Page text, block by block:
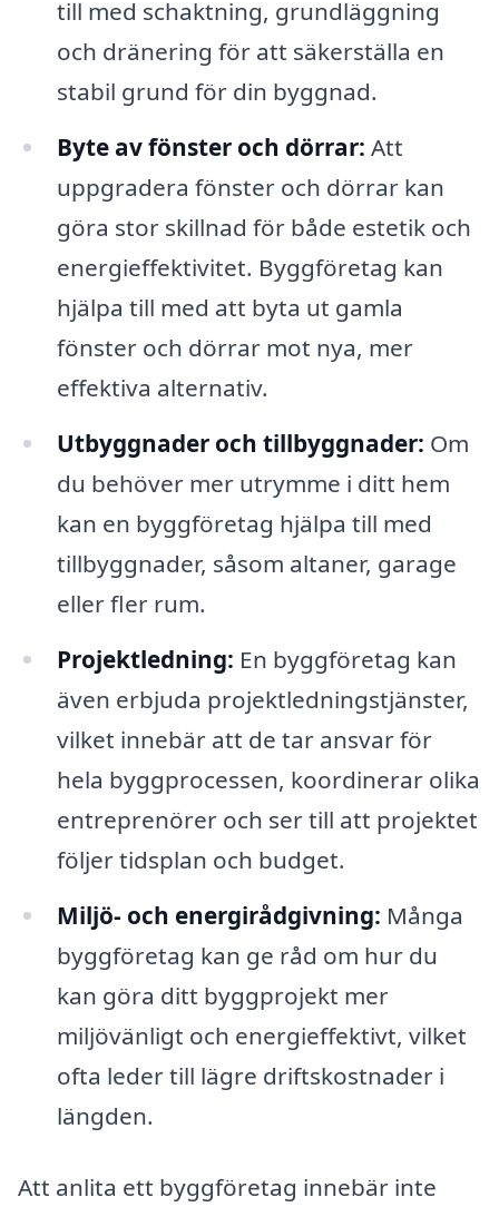
till med schaktning, grundläggning
och dränering för att säkerställa en
stabil grund för din byggnad.
Byte av fönster och dörrar: Att
uppgradera fönster och dörrar kan
göra stor skillnad för både estetik och
energieffektivitet. Byggföretag kan
hjälpa till med att byta ut gamla
fönster och dörrar mot nya, mer
effektiva alternativ.
Utbyggnader och tillbyggnader: Om
du behöver mer utrymme i ditt hem
kan en byggföretag hjälpa till med
tillbyggnader, såsom altaner, garage
eller fler rum.
Projektledning: En byggföretag kan
även erbjuda projektledningstjänster,
vilket innebär att de tar ansvar för
hela byggprocessen, koordinerar olika
entreprenörer och ser till att projektet
följer tidsplan och budget.
Miljö- och energirådgivning: Många
byggföretag kan ge råd om hur du
kan göra ditt byggprojekt mer
miljövänligt och energieffektivt, vilket
ofta leder till lägre driftskostnader i
längden.
Att anlita ett byggföretag innebär inte